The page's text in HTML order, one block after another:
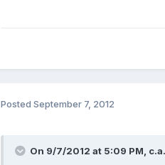
Posted September 7, 2012
On 9/7/2012 at 5:09 PM,